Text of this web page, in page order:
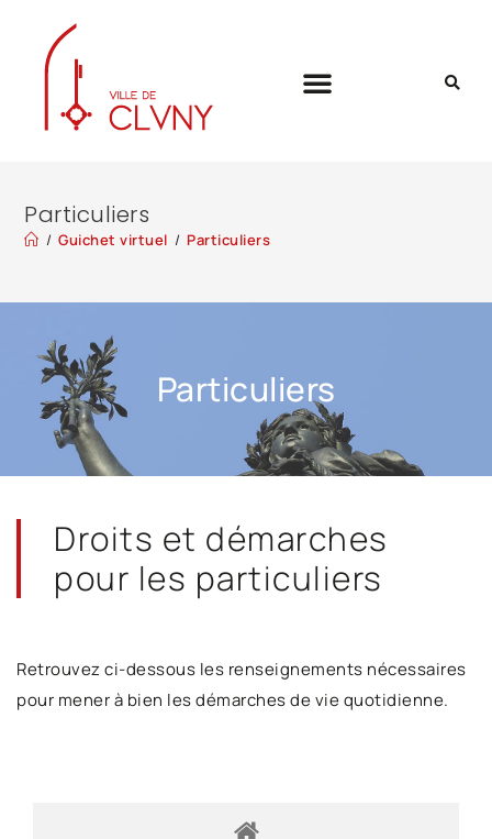
Particuliers
/ Guichet virtuel / Particuliers
Particuliers
Droits et démarches
pour les particuliers
Retrouvez ci-dessous les renseignements nécessaires
pour mener à bien les démarches de vie quotidienne.